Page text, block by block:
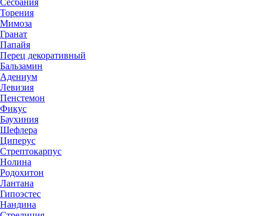
Сесбания
Торения
Мимоза
Гранат
Папайя
Перец декоративный
Бальзамин
Адениум
Левизия
Пенстемон
Фикус
Баухиния
Шефлера
Циперус
Стрептокарпус
Нолина
Родохитон
Лантана
Гипоэстес
Нандина